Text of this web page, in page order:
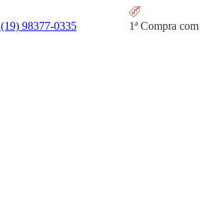
(19) 98377-0335 1ª Compra com